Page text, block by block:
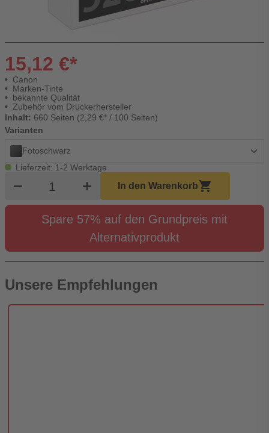
15,12 €*
Canon
Marken-Tinte
bekannte Qualität
Zubehör vom Druckerhersteller
Inhalt: 660 Seiten (2,29 €* / 100 Seiten)
Varianten
Fotoschwarz
Lieferzeit: 1-2 Werktage
remove Produkt Warenkorb Menge
add In den Warenkorbshopping_cart
Spare 57% auf den Grundpreis mit
Alternativprodukt
Unsere Empfehlungen